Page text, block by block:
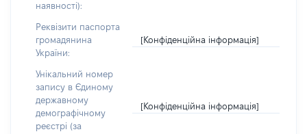
наявності):
Реквізити паспорта
громадянина
України:
[Конфіденційна інформація]
Унікальний номер
запису в Єдиному
державному
демографічному
реєстрі (за
[Конфіденційна інформація]